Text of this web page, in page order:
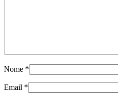
Nome *
Email *